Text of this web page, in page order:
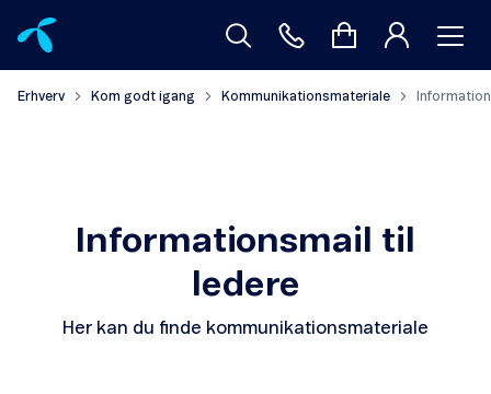
Erhverv Kom godt igang Kommunikationsmateriale
Informationsmail til
ledere
Her kan du finde kommunikationsmateriale